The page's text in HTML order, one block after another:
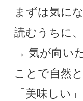
まずは気に
読むうちに
→ 気が向い
ことで自然
「美味しい